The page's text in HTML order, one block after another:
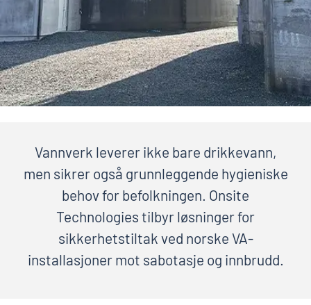
Vannverk leverer ikke bare drikkevann,
men sikrer også grunnleggende hygieniske
behov for befolkningen. Onsite
Technologies tilbyr løsninger for
sikkerhetstiltak ved norske VA-
installasjoner mot sabotasje og innbrudd.